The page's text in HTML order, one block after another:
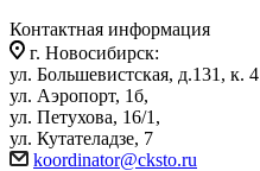
Контактная информация
г. Новосибирск:
ул. Большевистская, д.131, к. 4
ул. Аэропорт, 1б,
ул. Петухова, 16/1,
ул. Кутателадзе, 7
koordinator@cksto.ru